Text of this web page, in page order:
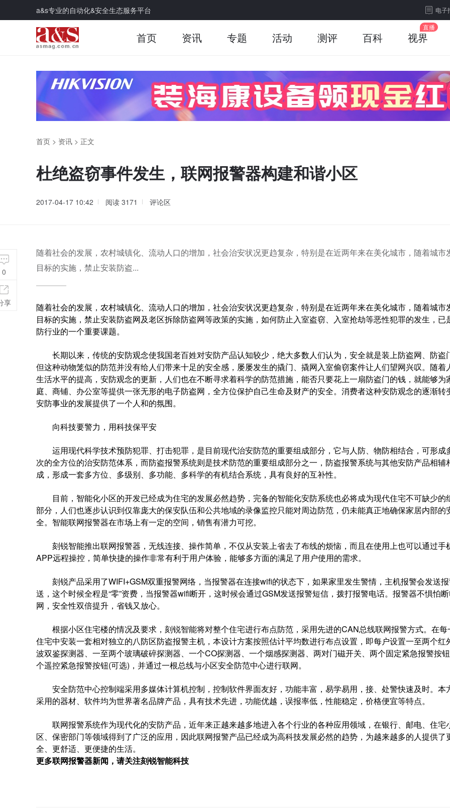
a&s专业的自动化&安全生态服务平台 电子
首页 资讯 专题 活动 测评 百科 视界
首页 > 资讯 > 正文
杜绝盗窃事件发生，联网报警器构建和谐小区
2017-04-17 10:42 阅读 3171 评论区
随着社会的发展，农村城镇化、流动人口的增加，社会治安状况更趋复杂，特别是在近两年来在美化城市，随着城市
目标的实施，禁止安装防盗...
随着社会的发展，农村城镇化、流动人口的增加，社会治安状况更趋复杂，特别是在近两年来在美化城市，随着城市
目标的实施，禁止安装防盗网及老区拆除防盗网等政策的实施，如何防止入室盗窃、入室抢劫等恶性犯罪的发生，已
防行业的一个重要课题。
长期以来，传统的安防观念使我国老百姓对安防产品认知较少，绝大多数人们认为，安全就是装上防盗网、防盗
但这种动物笼似的防范并没有给人们带来十足的安全感，屡屡发生的撬门、撬网入室偷窃案件让人们望网兴叹。随着
生活水平的提高，安防观念的更新，人们也在不断寻求着科学的防范措施，能否只要花上一扇防盗门的钱，就能够为
庭、商铺、办公室等提供一张无形的电子防盗网，全方位保护自己生命及财产的安全。消费者这种安防观念的逐渐转
安防事业的发展提供了一个人和的氛围。
向科技要警力，用科技保平安
运用现代科学技术预防犯罪、打击犯罪，是目前现代治安防范的重要组成部分，它与人防、物防相结合，可形成
次的全方位的治安防范体系，而防盗报警系统则是技术防范的重要组成部分之一，防盗报警系统与其他安防产品相辅
成，形成一套多方位、多级别、多功能、多科学的有机结合系统，具有良好的互补性。
目前，智能化小区的开发已经成为住宅的发展必然趋势，完备的智能化安防系统也必将成为现代住宅不可缺少的
部分，人们也逐步认识到仅靠庞大的保安队伍和公共地域的录像监控只能对周边防范，仍未能真正地确保家居内部的
全。智能联网报警器在市场上有一定的空间，销售有潜力可挖。
刻锐智能推出联网报警器，无线连接、操作简单，不仅从安装上省去了布线的烦恼，而且在使用上也可以通过手
APP远程操控，简单快捷的操作非常有利于用户体验，能够多方面的满足了用户使用的需求。
刻锐产品采用了WIFI+GSM双重报警网络，当报警器在连接wifi的状态下，如果家里发生警情，主机报警会发送
送，这个时候全程是“零”资费，当报警器wifi断开，这时候会通过GSM发送报警短信，拨打报警电话。报警器不惧怕
网，安全性双倍提升，省钱又放心。
根据小区住宅楼的情况及要求，刻锐智能将对整个住宅进行布点防范，采用先进的CAN总线联网报警方式。在每
住宅中安装一套相对独立的八防区防盗报警主机，本设计方案按照估计平均数进行布点设置，即每户设置一至两个红
波双鉴探测器、一至两个玻璃破碎探测器、一个CO探测器、一个烟感探测器、两对门磁开关、两个固定紧急报警按
个遥控紧急报警按钮(可选)，并通过一根总线与小区安全防范中心进行联网。
安全防范中心控制端采用多媒体计算机控制，控制软件界面友好，功能丰富，易学易用，接、处警快速及时。本
采用的器材、软件均为世界著名品牌产品，具有技术先进，功能优越，误报率低，性能稳定，价格便宜等特点。
联网报警系统作为现代化的安防产品，近年来正越来越多地进入各个行业的各种应用领域，在银行、邮电、住宅
区、保密部门等领域得到了广泛的应用，因此联网报警产品已经成为高科技发展必然的趋势，为越来越多的人提供了
全、更舒适、更便捷的生活。
​更多联网报警器新闻，请关注刻锐智能科技
0
享